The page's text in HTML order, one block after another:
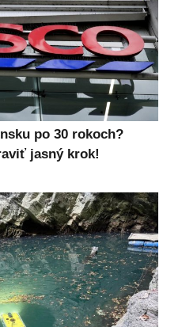
po 30 rokoch?
jasný krok!